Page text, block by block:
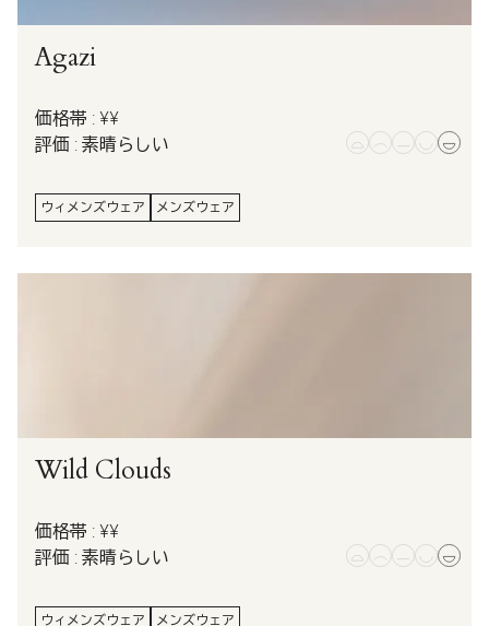
Agazi
価格帯 : ¥¥
評価 : 素晴らしい
ウィメンズウェア メンズウェア
Wild Clouds
価格帯 : ¥¥
評価 : 素晴らしい
ウィメンズウェア メンズウェア